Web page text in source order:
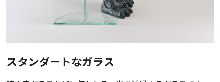
お知らせ・社内報
スタンダートなガラス